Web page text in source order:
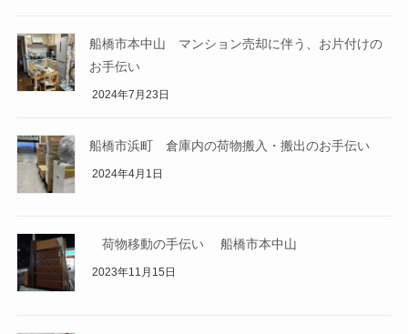
船橋市本中山 マンション売却に伴う、お片付けの
お手伝い
2024年7月23日
船橋市浜町 倉庫内の荷物搬入・搬出のお手伝い
2024年4月1日
荷物移動の手伝い 船橋市本中山
2023年11月15日